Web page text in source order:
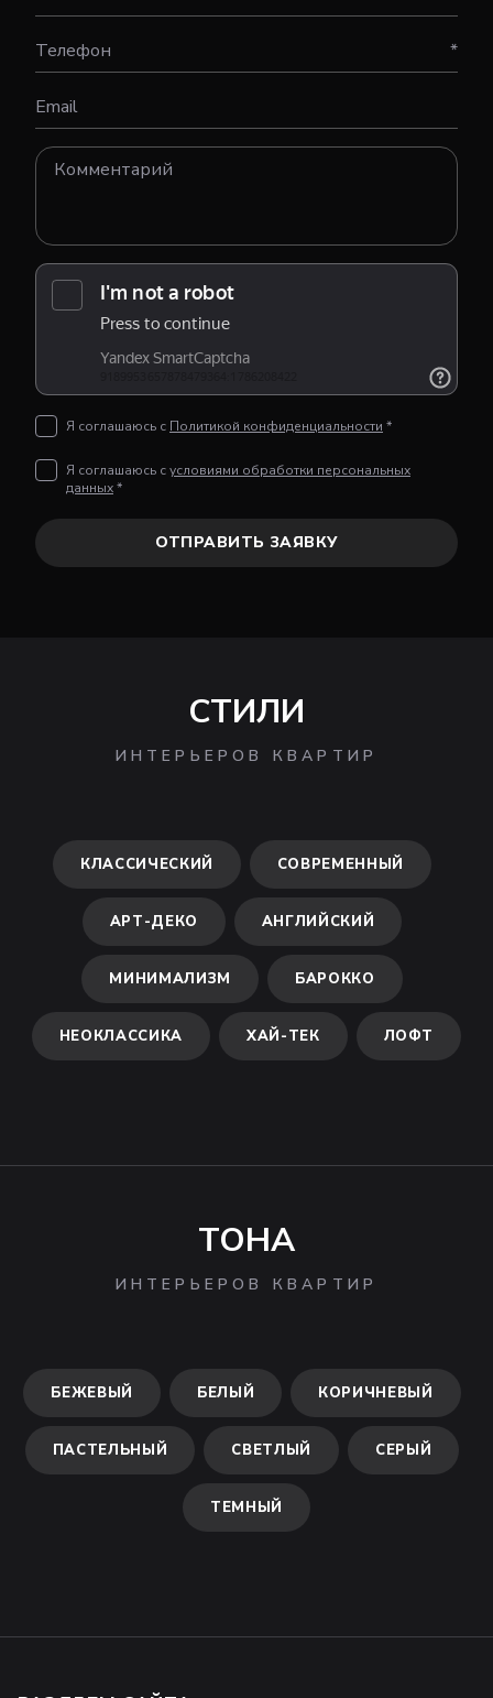
Телефон *
Email
Я соглашаюсь с Политикой конфиденциальности *
Я соглашаюсь сусловиями обработки персональных
данных*
ОТПРАВИТЬ ЗАЯВКУ
СТИЛИ
ИНТЕРЬЕРОВ КВАРТИР
КЛАССИЧЕСКИЙ СОВРЕМЕННЫЙ
АРТ-ДЕКО АНГЛИЙСКИЙ
МИНИМАЛИЗМ БАРОККО
НЕОКЛАССИКА ХАЙ-ТЕК ЛОФТ
ТОНА
ИНТЕРЬЕРОВ КВАРТИР
БЕЖЕВЫЙ БЕЛЫЙ КОРИЧНЕВЫЙ
ПАСТЕЛЬНЫЙ СВЕТЛЫЙ СЕРЫЙ
ТЕМНЫЙ